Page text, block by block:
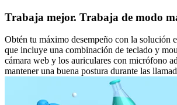
Trabaja mejor. Trabaja de modo
Obtén tu máximo desempeño con la solución
que incluye una combinación de teclado y
cámara web y los auriculares con micrófono
mantener una buena postura durante las